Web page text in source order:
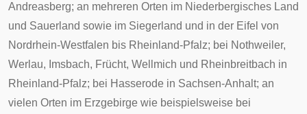
Andreasberg; an mehreren Orten im Niederbergisches Land
und Sauerland sowie im Siegerland und in der Eifel von
Nordrhein-Westfalen bis Rheinland-Pfalz; bei Nothweiler,
Werlau, Imsbach, Frücht, Wellmich und Rheinbreitbach in
Rheinland-Pfalz; bei Hasserode in Sachsen-Anhalt; an
vielen Orten im Erzgebirge wie beispielsweise bei